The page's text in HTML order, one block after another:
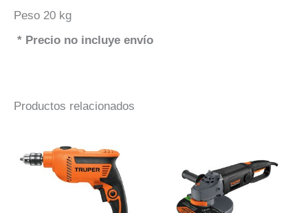
Peso 20 kg
* Precio no incluye envío
Productos relacionados